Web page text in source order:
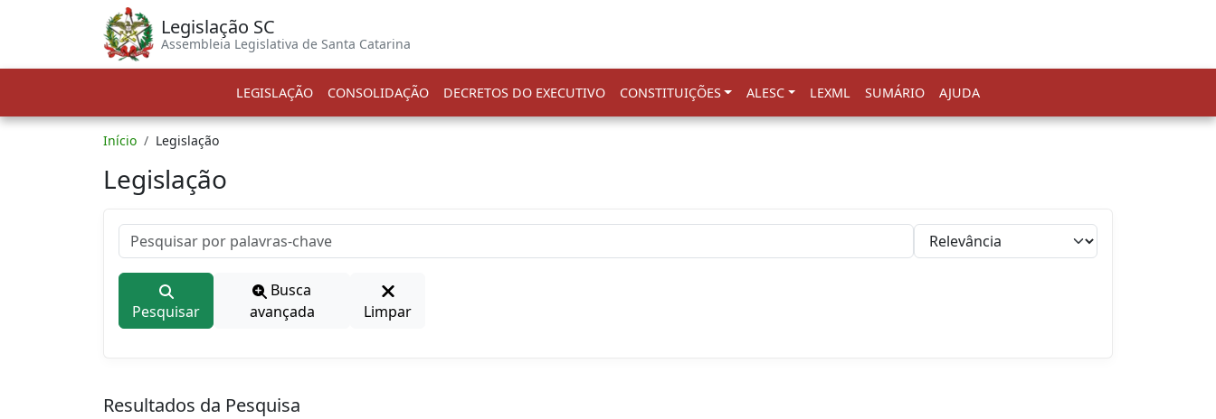
Legislação SC
Assembleia Legislativa de Santa Catarina
LEGISLAÇÃO CONSOLIDAÇÃO DECRETOS DO EXECUTIVO CONSTITUIÇÕES ALESC LEXML SUMÁRIO AJUDA
Início Legislação
Legislação
Pesquisar
Busca
avançada
Limpar
Resultados da Pesquisa